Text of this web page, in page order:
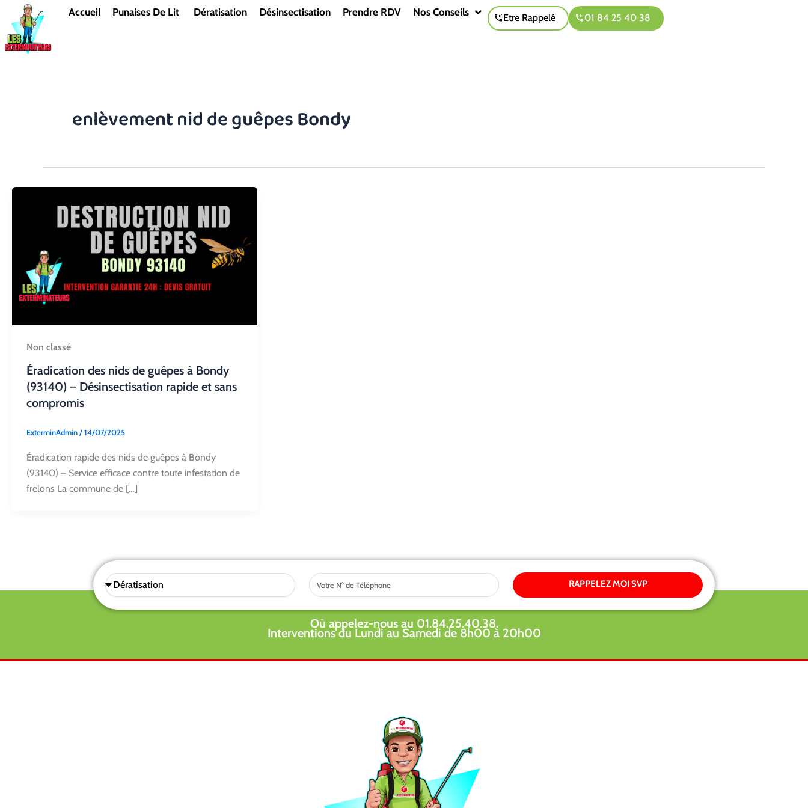
contenu
Accueil Punaises De Lit Dératisation Désinsectisation Prendre RDV Nos Conseils Etre Rappelé 01 84 25 40 38
enlèvement nid de guêpes Bondy
Non classé
Éradication des nids de guêpes à Bondy
(93140) – Désinsectisation rapide et sans
compromis
ExterminAdmin/14/07/2025
Éradication rapide des nids de guêpes à Bondy
(93140) – Service efficace contre toute infestation de
frelons La commune de […]
Sélectionnez
une
Tel RAPPELEZ MOI SVP
Où appelez-nous au 01.84.25.40.38.
Interventions du Lundi au Samedi de 8h00 à 20h00